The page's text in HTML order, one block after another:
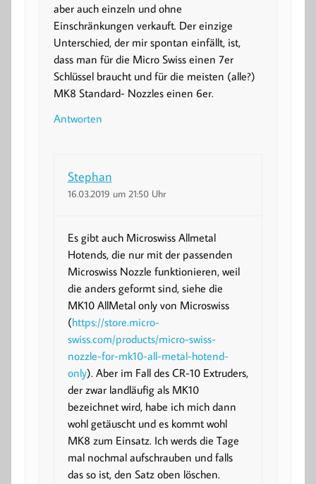
aber auch einzeln und ohne
Einschränkungen verkauft. Der einzige
Unterschied, der mir spontan einfällt, ist,
dass man für die Micro Swiss einen 7er
Schlüssel braucht und für die meisten (alle?)
MK8 Standard- Nozzles einen 6er.
Antworten
Stephan
16.03.2019 um 21:50 Uhr
Es gibt auch Microswiss Allmetal
Hotends, die nur mit der passenden
Microswiss Nozzle funktionieren, weil
die anders geformt sind, siehe die
MK10 AllMetal only von Microswiss
(https://store.micro-
swiss.com/products/micro-swiss-
nozzle-for-mk10-all-metal-hotend-
only). Aber im Fall des CR-10 Extruders,
der zwar landläufig als MK10
bezeichnet wird, habe ich mich dann
wohl getäuscht und es kommt wohl
MK8 zum Einsatz. Ich werds die Tage
mal nochmal aufschrauben und falls
das so ist, den Satz oben löschen.